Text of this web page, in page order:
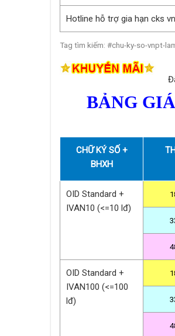
Hotline hỗ trợ gia hạn cks
Tag tìm kiếm: #chu-ky-so-vnpt-
BẢNG
CHỮ KÝ SỐ +
BHXH
OID Standard +
IVAN10 (<=10 lđ)
OID Standard +
IVAN100 (<=100
lđ)